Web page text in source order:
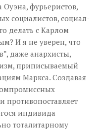
Оуэна, фурьеристов,
социалистов, социал-
делать с Карлом
И я не уверен, что
даже анархисты,
приписываемый
Маркса. Создавая
противопоставляет
индивида
тоталитарному